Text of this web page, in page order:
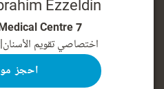
Ezzeldin
7 Dimensions Medical Centre
اختصاصي تقويم الأسنان|
احجز